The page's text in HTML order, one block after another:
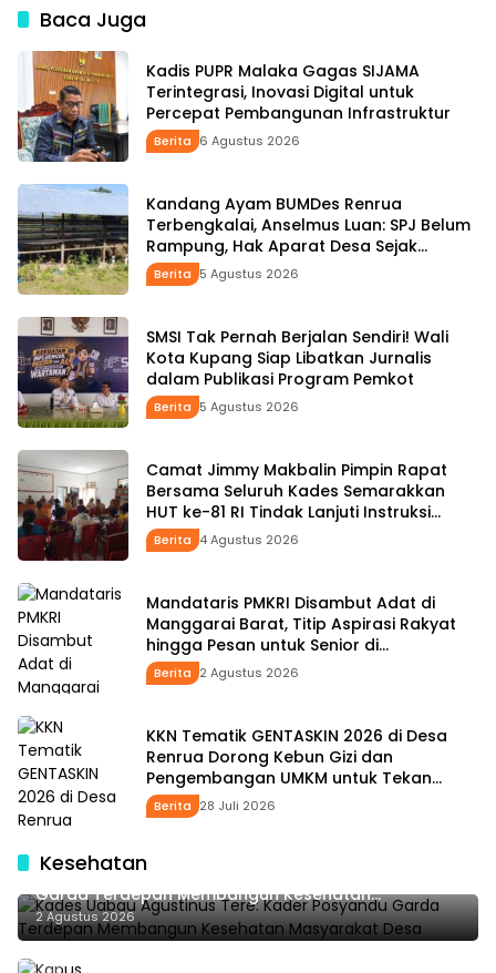
Pesan untuk Senior di
Pemerintahan
Baca Juga
Kadis PUPR Malaka Gagas SIJAMA
Terintegrasi, Inovasi Digital untuk
Percepat Pembangunan Infrastruktur
Berita 6 Agustus 2026
Kandang Ayam BUMDes Renrua
Terbengkalai, Anselmus Luan: SPJ Belum
Rampung, Hak Aparat Desa Sejak
Januari Belum Dibayar
Berita 5 Agustus 2026
SMSI Tak Pernah Berjalan Sendiri! Wali
Kota Kupang Siap Libatkan Jurnalis
dalam Publikasi Program Pemkot
Berita 5 Agustus 2026
Camat Jimmy Makbalin Pimpin Rapat
Bersama Seluruh Kades Semarakkan
HUT ke-81 RI Tindak Lanjuti Instruksi
Bupati SBS dan Wabup HMS
Berita 4 Agustus 2026
Mandataris PMKRI Disambut Adat di
Manggarai Barat, Titip Aspirasi Rakyat
hingga Pesan untuk Senior di
Pemerintahan
Berita 2 Agustus 2026
KKN Tematik GENTASKIN 2026 di Desa
Renrua Dorong Kebun Gizi dan
Pengembangan UMKM untuk Tekan
Stunting
Berita 28 Juli 2026
Kesehatan
Kades Uabau Agustinus Tere: Kader Posyandu
Garda Terdepan Membangun Kesehatan
Masyarakat Desa
2 Agustus 2026